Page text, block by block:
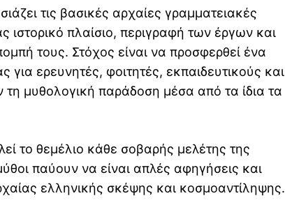
τις βασικές αρχαίες γραμματειακές
ιστορικό πλαίσιο, περιγραφή των έργων και
τους. Στόχος είναι να προσφερθεί ένα
ερευνητές, φοιτητές, εκπαιδευτικούς και
μυθολογική παράδοση μέσα από τα ίδια τα
το θεμέλιο κάθε σοβαρής μελέτης της
παύουν να είναι απλές αφηγήσεις και
ελληνικής σκέψης και κοσμοαντίληψης.